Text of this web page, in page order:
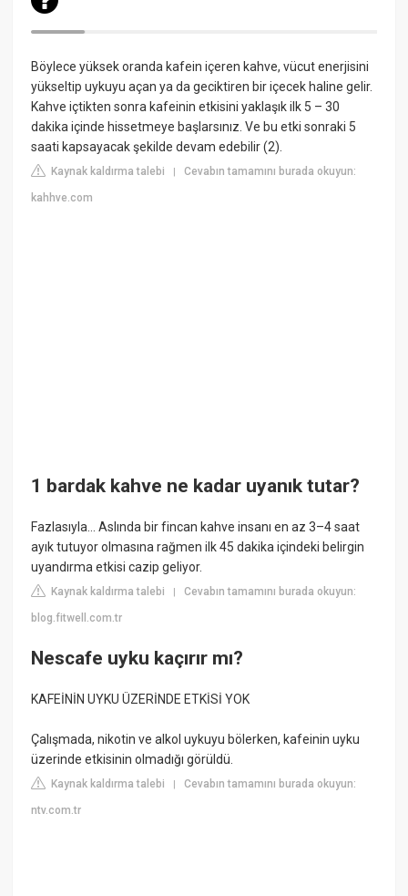
Böylece yüksek oranda kafein içeren kahve, vücut enerjisini
yükseltip uykuyu açan ya da geciktiren bir içecek haline gelir.
Kahve içtikten sonra kafeinin etkisini yaklaşık ilk 5 – 30
dakika içinde hissetmeye başlarsınız. Ve bu etki sonraki 5
saati kapsayacak şekilde devam edebilir (2).
Kaynak kaldırma talebi |Cevabın tamamını burada okuyun:
kahhve.com
1 bardak kahve ne kadar uyanık tutar?
Fazlasıyla… Aslında bir fincan kahve insanı en az 3–4 saat
ayık tutuyor olmasına rağmen ilk 45 dakika içindeki belirgin
uyandırma etkisi cazip geliyor.
Kaynak kaldırma talebi |Cevabın tamamını burada okuyun:
blog.fitwell.com.tr
Nescafe uyku kaçırır mı?
KAFEİNİN UYKU ÜZERİNDE ETKİSİ YOK
Çalışmada, nikotin ve alkol uykuyu bölerken, kafeinin uyku
üzerinde etkisinin olmadığı görüldü.
Kaynak kaldırma talebi |Cevabın tamamını burada okuyun:
ntv.com.tr